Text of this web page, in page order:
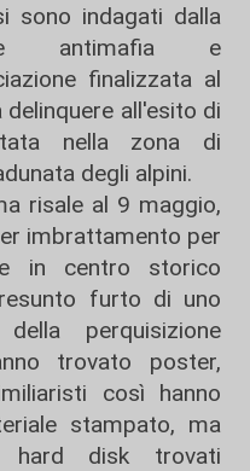
sono indagati dalla
antimafia e
finalizzata al
all'esito di
nella zona di
degli alpini.
risale al 9 maggio,
imbrattamento per
in centro storico
furto di uno
perquisizione
trovato poster,
così hanno
stampato, ma
disk trovati